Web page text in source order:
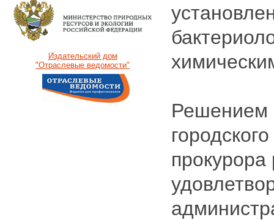
Издательский дом
"Отраслевые ведомости"
Решением